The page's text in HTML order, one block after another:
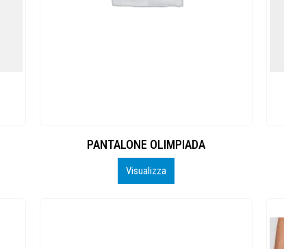
PANTALONE OLIMPIADA
Visualizza